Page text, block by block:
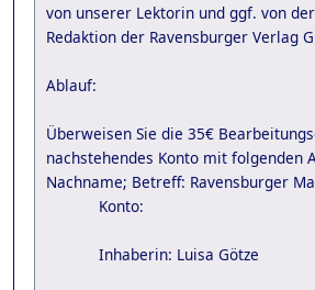
von unserer Lektorin und ggf. von
Redaktion der Ravensburger Verlag
Ablauf:
Überweisen Sie die 35€
nachstehendes Konto mit folgenden
Nachname; Betreff: Ravensburger
Konto:
Inhaberin: Luisa Götze